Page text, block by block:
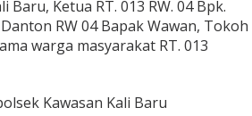
Ketua RT. 013 RW. 04 Bpk.
RW 04 Bapak Wawan, Tokoh
warga masyarakat RT. 013
Kawasan Kali Baru